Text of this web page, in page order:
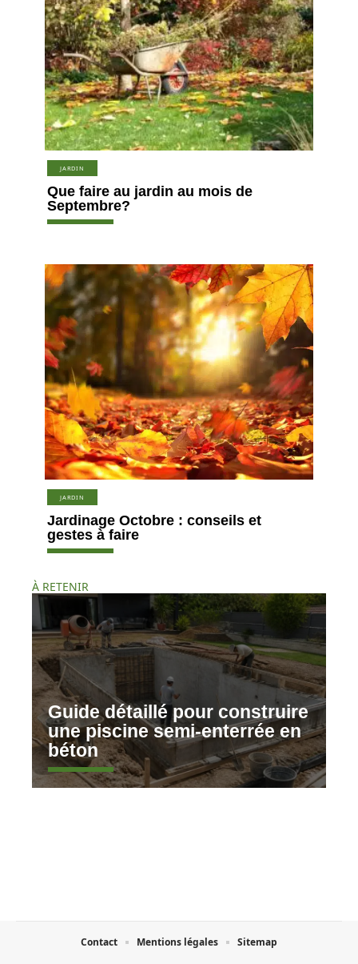
JARDIN
Que faire au jardin au mois de
Septembre?
JARDIN
Jardinage Octobre : conseils et
gestes à faire
À RETENIR
Guide détaillé pour construire
une piscine semi-enterrée en
béton
Contact Mentions légales Sitemap